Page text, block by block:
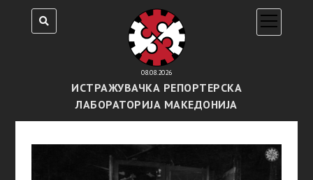
08.08.2026
ИСТРАЖУВАЧКА РЕПОРТЕРСКА
ЛАБОРАТОРИЈА МАКЕДОНИЈА
open
menu